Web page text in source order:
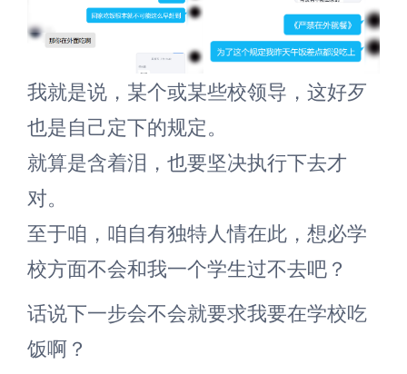
我就是说，某个或某些校领导，这好歹
也是自己定下的规定。
就算是含着泪，也要坚决执行下去才
对。
至于咱，咱自有独特人情在此，想必学
校方面不会和我一个学生过不去吧？
话说下一步会不会就要求我要在学校吃
饭啊？